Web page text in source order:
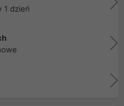
1 dzień